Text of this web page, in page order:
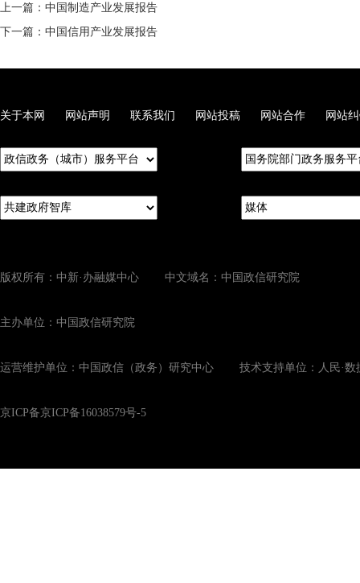
上一篇：中国制造产业发展报告
下一篇：中国信用产业发展报告
关于本网 网站声明 联系我们 网站投稿 网站合作 网站
版权所有：中新·办融媒中心 中文域名：中国政信研究院
主办单位：中国政信研究院
运营维护单位：中国政信（政务）研究中心 技术支持单位：人民·数
京ICP备京ICP备16038579号-5